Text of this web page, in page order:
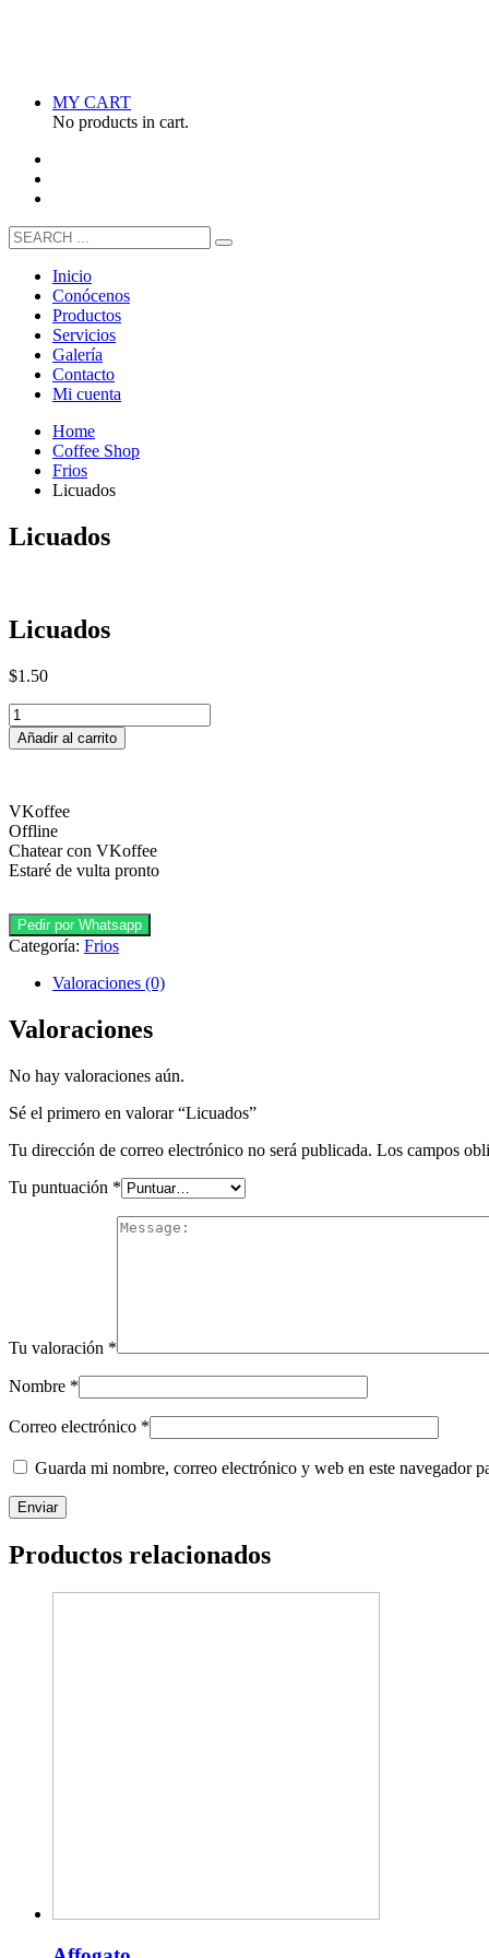
MY CART
No products in cart.
Inicio
Conócenos
Productos
Servicios
Galería
Contacto
Mi cuenta
Home
Coffee Shop
Frios
Licuados
Licuados
Licuados
$1.50
Licuados
cantidad
Añadir al carrito
VKoffee
Offline
Chatear con VKoffee
Estaré de vulta pronto
Pedir por Whatsapp
Categoría: Frios
Valoraciones (0)
Valoraciones
No hay valoraciones aún.
Sé el primero en valorar “Licuados”
Tu dirección de correo electrónico no será publicada. Los campos
Tu puntuación *
Tu valoración *
Nombre *
Correo electrónico *
Guarda mi nombre, correo electrónico y web en este navegador
Productos relacionados